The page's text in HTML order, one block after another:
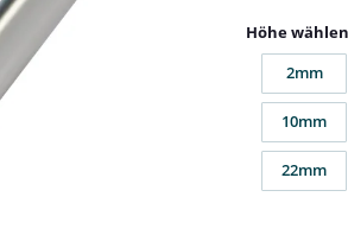
Höhe wählen
2mm
2mm
10mm
10mm
22mm
22mm